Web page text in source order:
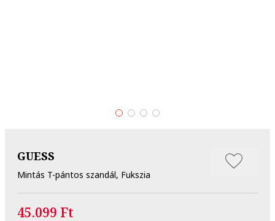
GUESS
Mintás T-pántos szandál, Fukszia
45.099 Ft